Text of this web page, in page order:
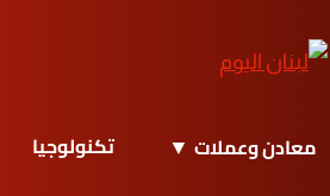
معادن وعملات تكنولوجيا